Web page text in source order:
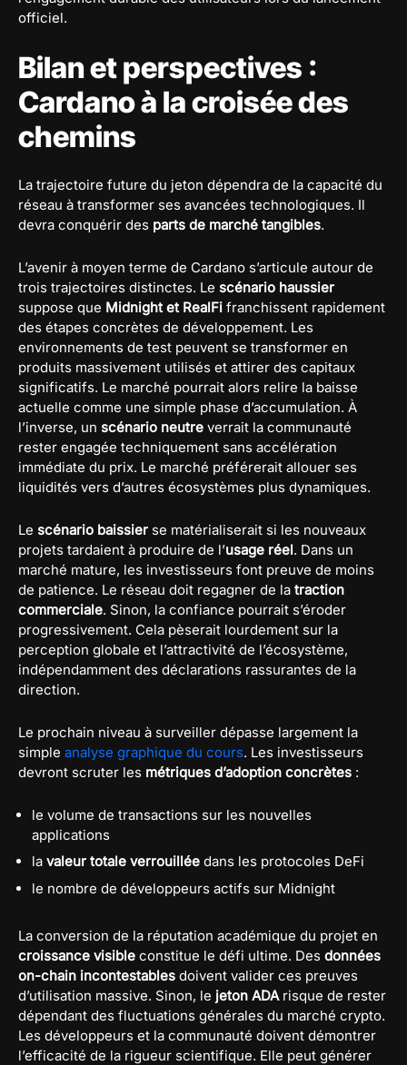
officiel.
Bilan et perspectives :
Cardano à la croisée des
chemins
La trajectoire future du jeton dépendra de la capacité du
réseau à transformer ses avancées technologiques. Il
devra conquérir des parts de marché tangibles.
L’avenir à moyen terme de Cardano s’articule autour de
trois trajectoires distinctes. Le scénario haussier
suppose que Midnight et RealFi franchissent rapidement
des étapes concrètes de développement. Les
environnements de test peuvent se transformer en
produits massivement utilisés et attirer des capitaux
significatifs. Le marché pourrait alors relire la baisse
actuelle comme une simple phase d’accumulation. À
l’inverse, un scénario neutre verrait la communauté
rester engagée techniquement sans accélération
immédiate du prix. Le marché préférerait allouer ses
liquidités vers d’autres écosystèmes plus dynamiques.
Le scénario baissier se matérialiserait si les nouveaux
projets tardaient à produire de l’usage réel. Dans un
marché mature, les investisseurs font preuve de moins
de patience. Le réseau doit regagner de la traction
commerciale. Sinon, la confiance pourrait s’éroder
progressivement. Cela pèserait lourdement sur la
perception globale et l’attractivité de l’écosystème,
indépendamment des déclarations rassurantes de la
direction.
Le prochain niveau à surveiller dépasse largement la
simple analyse graphique du cours. Les investisseurs
devront scruter les métriques d’adoption concrètes :
le volume de transactions sur les nouvelles
applications
la valeur totale verrouillée dans les protocoles DeFi
le nombre de développeurs actifs sur Midnight
La conversion de la réputation académique du projet en
croissance visible constitue le défi ultime. Des données
on-chain incontestables doivent valider ces preuves
d’utilisation massive. Sinon, le jeton ADArisque de rester
dépendant des fluctuations générales du marché crypto.
Les développeurs et la communauté doivent démontrer
l’efficacité de la rigueur scientifique. Elle peut générer